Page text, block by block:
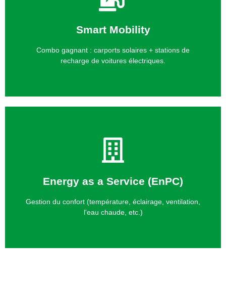
Smart Mobility
Combo gagnant : carports solaires + stations de
recharge de voitures électriques.
Réduisez votre empreinte carbone en offrant plus de
avantage fiscal + un rapide ROI
Contact
Energy as a Service (EnPC)
Gestion du confort (température, éclairage, ventilation,
l'eau chaude, etc.)
La garantie du confort dans votre bâtiment pour un
soucier de quoi que ce soit.
Contact